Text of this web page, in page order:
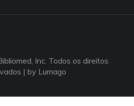
Inc. Todos os direitos
| by Lumago